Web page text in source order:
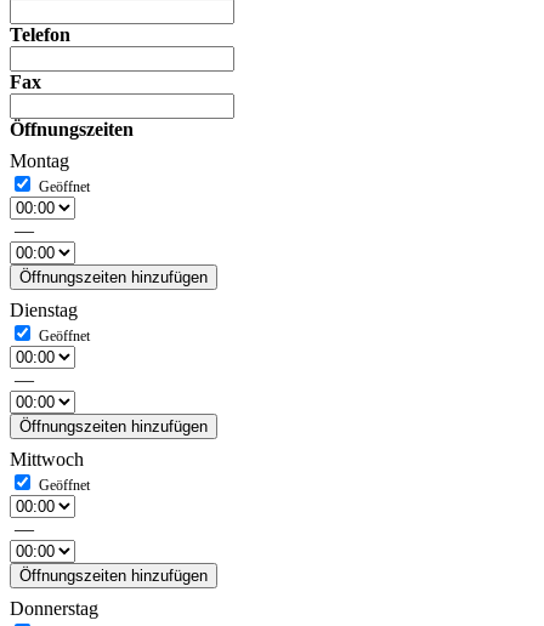
Telefon
Fax
Öffnungszeiten
Montag
—
Öffnungszeiten hinzufügen
Dienstag
—
Öffnungszeiten hinzufügen
Mittwoch
—
Öffnungszeiten hinzufügen
Donnerstag